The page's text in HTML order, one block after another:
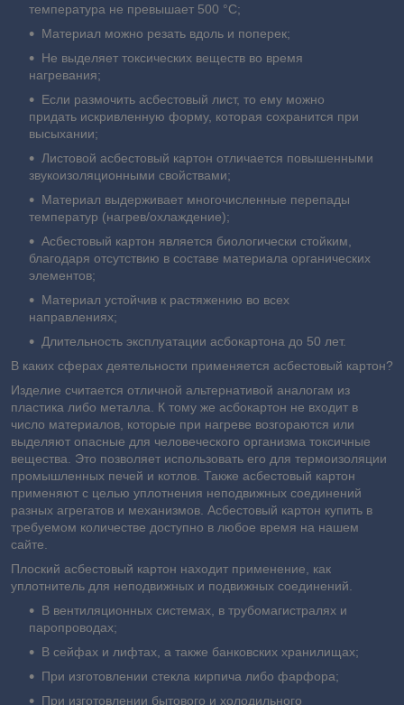
температура не превышает 500 °С;
Материал можно резать вдоль и поперек;
Не выделяет токсических веществ во время
нагревания;
Если размочить асбестовый лист, то ему можно
придать искривленную форму, которая сохранится при
высыхании;
Листовой асбестовый картон отличается повышенными
звукоизоляционными свойствами;
Материал выдерживает многочисленные перепады
температур (нагрев/охлаждение);
Асбестовый картон является биологически стойким,
благодаря отсутствию в составе материала органических
элементов;
Материал устойчив к растяжению во всех
направлениях;
Длительность эксплуатации асбокартона до 50 лет.
В каких сферах деятельности применяется асбестовый картон?
Изделие считается отличной альтернативой аналогам из
пластика либо металла. К тому же асбокартон не входит в
число материалов, которые при нагреве возгораются или
выделяют опасные для человеческого организма токсичные
вещества. Это позволяет использовать его для термоизоляции
промышленных печей и котлов. Также асбестовый картон
применяют с целью уплотнения неподвижных соединений
разных агрегатов и механизмов. Асбестовый картон купить в
требуемом количестве доступно в любое время на нашем
сайте.
Плоский асбестовый картон находит применение, как
уплотнитель для неподвижных и подвижных соединений.
В вентиляционных системах, в трубомагистралях и
паропроводах;
В сейфах и лифтах, а также банковских хранилищах;
При изготовлении стекла кирпича либо фарфора;
При изготовлении бытового и холодильного